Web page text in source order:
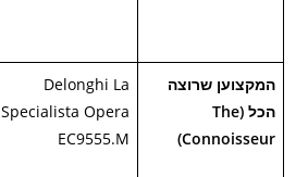
המקצוען שרוצה
הכל (The
Connoisseur)
Delonghi La
Specialista Opera
EC9555.M